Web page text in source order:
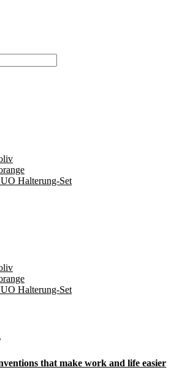
Halterung-Set
Halterung-Set
that make work and life easier